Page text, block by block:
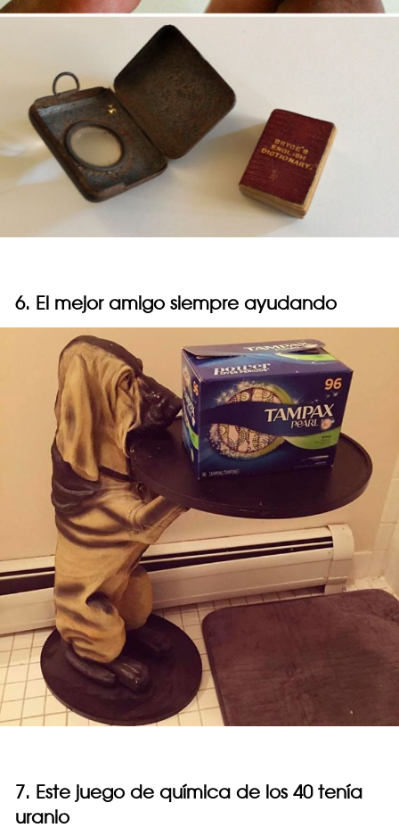
6. El mejor amigo siempre ayudando
7. Este juego de química de los 40 tenía
uranio